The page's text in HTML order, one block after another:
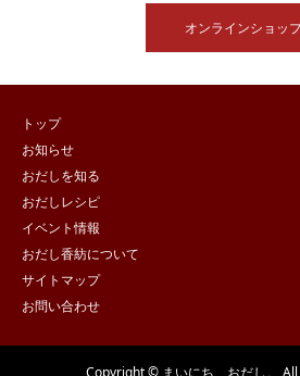
オンラインショッ
トップ
お知らせ
おだしを知る
おだしレシピ
イベント情報
おだし香紡について
サイトマップ
お問い合わせ
Copyright © まいにち、おだし。